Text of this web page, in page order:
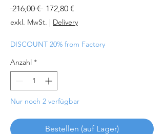
216,00 € Standardpreis
172,80 €
exkl. MwSt. | Delivery
DISCOUNT 20% from Factory
Anzahl *
Nur noch 2 verfügbar
Bestellen (auf Lager)